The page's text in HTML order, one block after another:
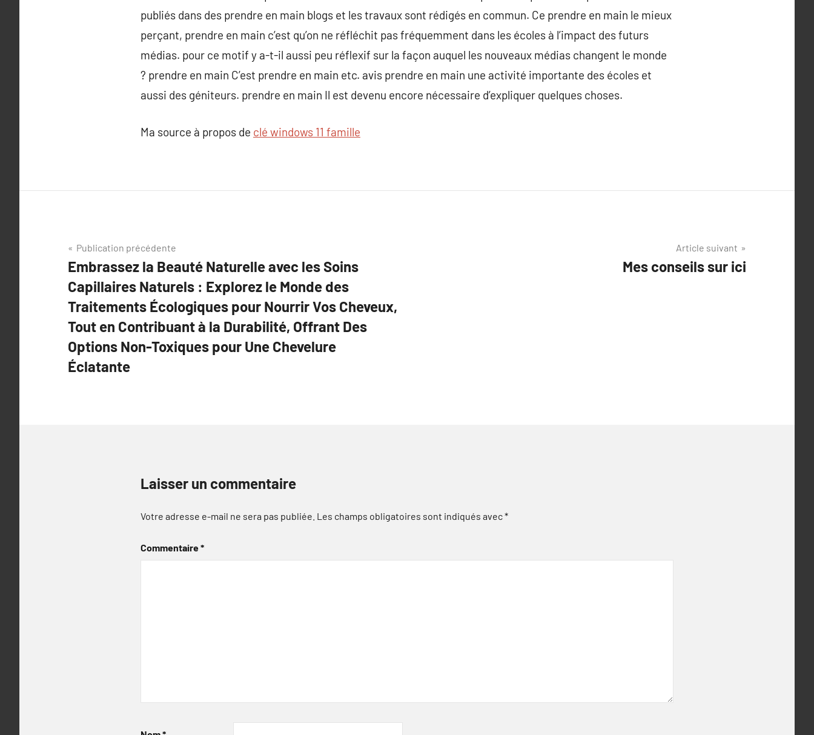
publiés dans des prendre en main blogs et les travaux sont rédigés en commun. Ce prendre en main le mieux
perçant, prendre en main c’est qu’on ne réfléchit pas fréquemment dans les écoles à l’impact des futurs
médias. pour ce motif y a-t-il aussi peu réflexif sur la façon auquel les nouveaux médias changent le monde
? prendre en main C’est prendre en main etc. avis prendre en main une activité importante des écoles et
aussi des géniteurs. prendre en main Il est devenu encore nécessaire d’expliquer quelques choses.
Ma source à propos de clé windows 11 famille
Navigation
de
l’article
Publication précédente
Embrassez la Beauté Naturelle avec les Soins
Capillaires Naturels : Explorez le Monde des
Traitements Écologiques pour Nourrir Vos Cheveux,
Tout en Contribuant à la Durabilité, Offrant Des
Options Non-Toxiques pour Une Chevelure
Éclatante
Article suivant
Mes conseils sur ici
Laisser un commentaire
Votre adresse e-mail ne sera pas publiée. Les champs obligatoires sont indiqués avec*
Commentaire*